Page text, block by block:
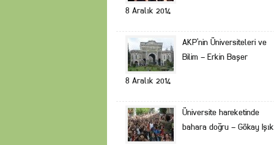
8 Aralık 2014
AKP’nin Üniversiteleri ve
Bilim – Erkin Başer
8 Aralık 2014
Üniversite hareketinde
bahara doğru – Gökay Işık